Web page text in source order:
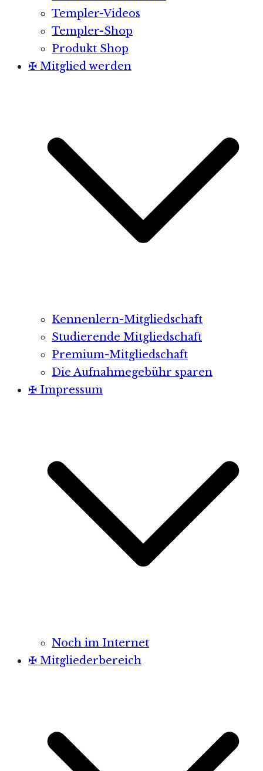
Templer-Videos
Templer-Shop
Produkt Shop
✠ Mitglied werden
Kennenlern-Mitgliedschaft
Studierende Mitgliedschaft
Premium-Mitgliedschaft
Die Aufnahmegebühr sparen
✠ Impressum
Noch im Internet
✠ Mitgliederbereich